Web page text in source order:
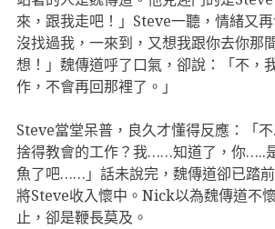
來，跟我走吧！」Steve一聽，情緒又
沒找過我，一來到，又想我跟你去你那
想！」魏傳道呼了口氣，卻說：「不，
作，不會再回那裡了。」
Steve當堂呆普，良久才懂得反應：「
捨得教會的工作？我……知道了，你…..
魚了吧……」話未說完，魏傳道卻已踏前
將Steve收入懷中。Nick以為魏傳道不
止，卻是鞭長莫及。